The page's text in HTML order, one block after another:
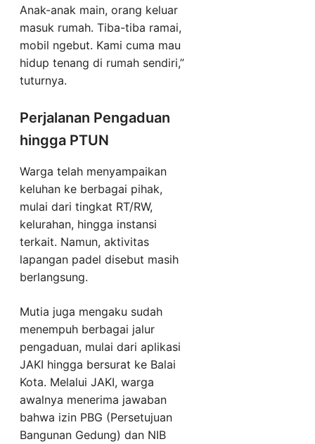
Anak-anak main, orang keluar
masuk rumah. Tiba-tiba ramai,
mobil ngebut. Kami cuma mau
hidup tenang di rumah sendiri,”
tuturnya.
Perjalanan Pengaduan
hingga PTUN
Warga telah menyampaikan
keluhan ke berbagai pihak,
mulai dari tingkat RT/RW,
kelurahan, hingga instansi
terkait. Namun, aktivitas
lapangan padel disebut masih
berlangsung.
Mutia juga mengaku sudah
menempuh berbagai jalur
pengaduan, mulai dari aplikasi
JAKI hingga bersurat ke Balai
Kota. Melalui JAKI, warga
awalnya menerima jawaban
bahwa izin PBG (Persetujuan
Bangunan Gedung) dan NIB